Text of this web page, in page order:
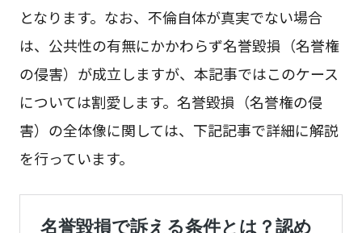
となります。なお、不倫自体が真実でない場合
は、公共性の有無にかかわらず名誉毀損（名誉権
の侵害）が成立しますが、本記事ではこのケース
については割愛します。名誉毀損（名誉権の侵
害）の全体像に関しては、下記記事で詳細に解説
を行っています。